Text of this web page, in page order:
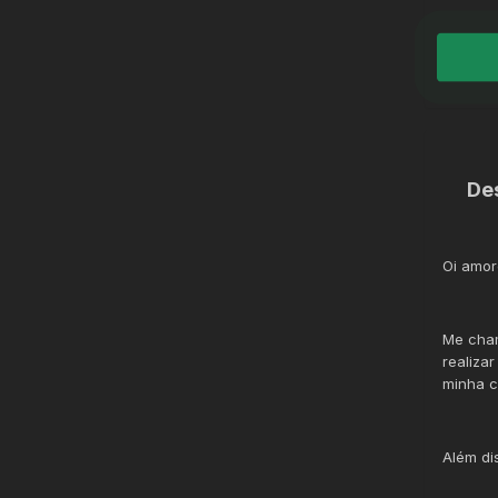
Oi
Me
minha
Além